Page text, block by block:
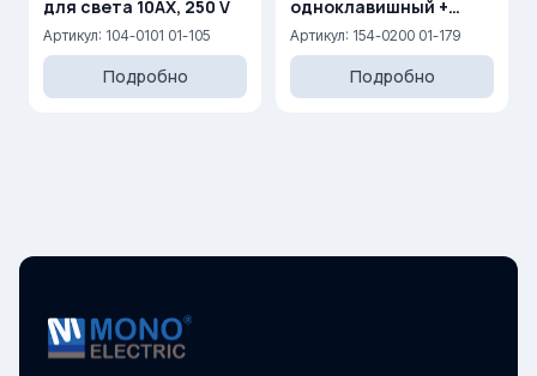
для света 10AX, 250 V
Артикул: 104-0101 01-105
Подробно
одноклавишный +
выключатель
двухклавишный
Артикул: 154-0200 01-179
Подробно